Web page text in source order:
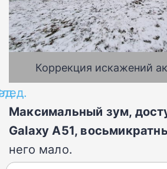
Коррекция искажений
Максимальный зум,
Galaxy A51,
него мало.